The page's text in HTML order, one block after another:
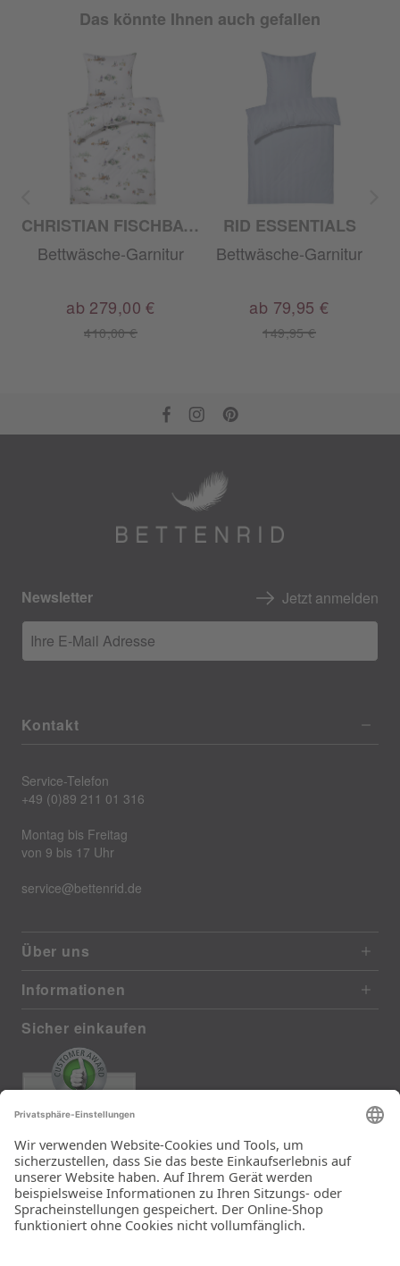
Das könnte Ihnen auch gefallen
CHRISTIAN FISCHBACHER
Bettwäsche-Garnitur
410,00 €
ab 279,00 €
RID ESSENTIALS
Bettwäsche-Garnitur
149,95 €
ab 79,95 €
Newsletter Jetzt anmelden
Ihre E-Mail Adresse
Kontakt
Service-Telefon
+49 (0)89 211 01 316
Montag bis Freitag
von 9 bis 17 Uhr
service@bettenrid.de
Über uns
Informationen
Sicher einkaufen
385 reviews from real customers
(last 12 months)
Total: 11283
Die Auswahl und die
Einfachheit der
Bestellung.